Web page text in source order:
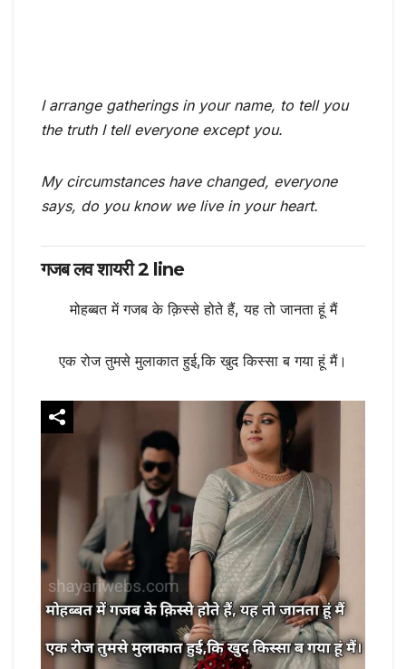
I arrange gatherings in your name, to tell you
the truth I tell everyone except you.
My circumstances have changed, everyone
says, do you know we live in your heart.
गजब लव शायरी 2 line
मोहब्बत में गजब के क़िस्से होते हैं, यह तो जानता हूं मैं
एक रोज तुमसे मुलाकात हुई,कि खुद किस्सा ब गया हूं मैं।